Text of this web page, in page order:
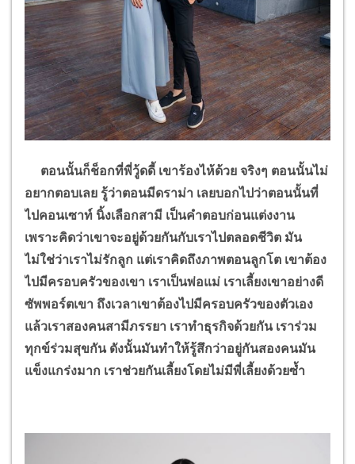
ตอนนั้นก็ช็อกที่พี่วู้ดดี้ เขาร้องไห้ด้วย จริงๆ ตอนนั้นไม่
อยากตอบเลย รู้ว่าตอนมีดราม่า เลยบอกไปว่าตอนนั้นที่
ไปคอนเซาท์ นิ้งเลือกสามี เป็นคำตอบก่อนแต่งงาน
เพราะคิดว่าเขาจะอยู่ด้วยกันกับเราไปตลอดชีวิต มัน
ไม่ใช่ว่าเราไม่รักลูก แต่เราคิดถึงภาพตอนลูกโต เขาต้อง
ไปมีครอบครัวของเขา เราเป็นพ่อแม่ เราเลี้ยงเขาอย่างดี
ซัพพอร์ตเขา ถึงเวลาเขาต้องไปมีครอบครัวของตัวเอง
แล้วเราสองคนสามีภรรยา เราทำธุรกิจด้วยกัน เราร่วม
ทุกข์ร่วมสุขกัน ดังนั้นมันทำให้รู้สึกว่าอยู่กันสองคนมัน
แข็งแกร่งมาก เราช่วยกันเลี้ยงโดยไม่มีพี่เลี้ยงด้วยซ้ำ